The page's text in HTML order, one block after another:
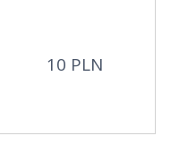
10 PLN